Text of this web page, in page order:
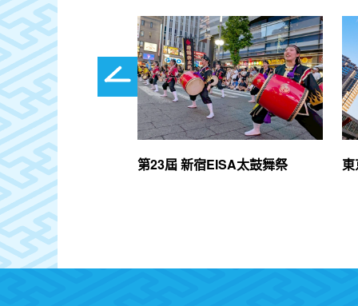
第23屆 新宿EISA太鼓舞祭